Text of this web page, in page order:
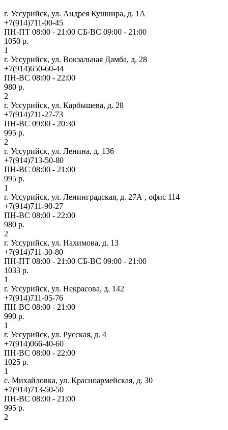
г. Уссурийск, ул. Андрея Кушнира, д. 1А
+7(914)711-00-45
ПН-ПТ 08:00 - 21:00 СБ-ВС 09:00 - 21:00
1050 р.
1
г. Уссурийск, ул. Вокзальная Дамба, д. 28
+7(914)650-60-44
ПН-ВС 08:00 - 22:00
980 р.
2
г. Уссурийск, ул. Карбышева, д. 28
+7(914)711-27-73
ПН-ВС 09:00 - 20:30
995 р.
2
г. Уссурийск, ул. Ленина, д. 136
+7(914)713-50-80
ПН-ВС 08:00 - 21:00
995 р.
1
г. Уссурийск, ул. Ленинградская, д. 27А , офис 114
+7(914)711-90-27
ПН-ВС 08:00 - 22:00
980 р.
2
г. Уссурийск, ул. Нахимова, д. 13
+7(914)711-30-80
ПН-ПТ 08:00 - 21:00 СБ-ВС 09:00 - 21:00
1033 р.
1
г. Уссурийск, ул. Некрасова, д. 142
+7(914)711-05-76
ПН-ВС 08:00 - 21:00
990 р.
1
г. Уссурийск, ул. Русская, д. 4
+7(914)066-40-60
ПН-ВС 08:00 - 22:00
1025 р.
1
с. Михайловка, ул. Красноармейская, д. 30
+7(914)713-50-50
ПН-ВС 08:00 - 21:00
995 р.
2